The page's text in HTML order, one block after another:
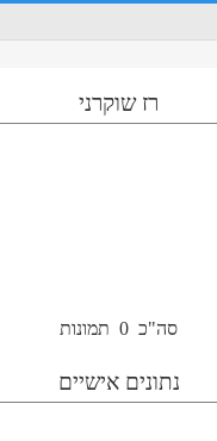
רז שוקרני
סה"כ 0 תמונות
נתונים אישיים